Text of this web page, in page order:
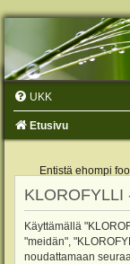
UKK
Etusivu
Entistä ehompi
KLOROFYLLI
Käyttämällä
"meidän",
noudattamaan